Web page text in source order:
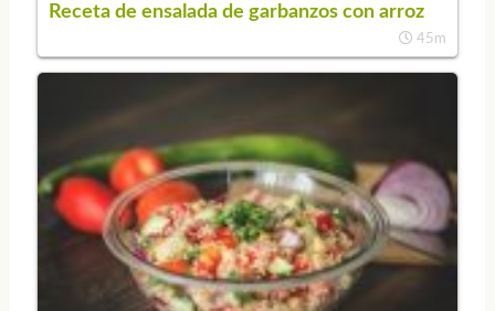
Receta de ensalada de garbanzos con arroz
45m